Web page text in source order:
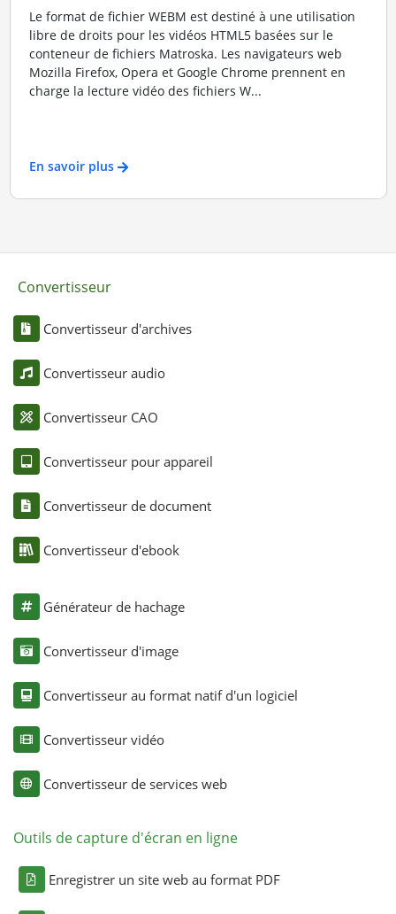
Le format de fichier WEBM est destiné à une utilisation
libre de droits pour les vidéos HTML5 basées sur le
conteneur de fichiers Matroska. Les navigateurs web
Mozilla Firefox, Opera et Google Chrome prennent en
charge la lecture vidéo des fichiers W...
En savoir plus
Convertisseur
Convertisseur d'archives
Convertisseur audio
Convertisseur CAO
Convertisseur pour appareil
Convertisseur de document
Convertisseur d'ebook
Générateur de hachage
Convertisseur d'image
Convertisseur au format natif d'un logiciel
Convertisseur vidéo
Convertisseur de services web
Outils de capture d'écran en ligne
Enregistrer un site web au format PDF